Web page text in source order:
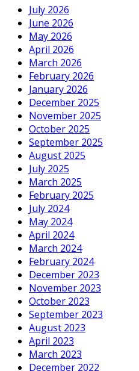
July 2026
June 2026
May 2026
April 2026
March 2026
February 2026
January 2026
December 2025
November 2025
October 2025
September 2025
August 2025
July 2025
March 2025
February 2025
July 2024
May 2024
April 2024
March 2024
February 2024
December 2023
November 2023
October 2023
September 2023
August 2023
April 2023
March 2023
December 2022